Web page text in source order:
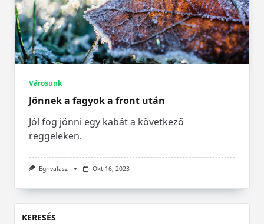
HungaroMet Zrt....
Egrivalasz Nov 28, 2024
Városunk
Jönnek a fagyok a front után
Jól fog jönni egy kabát a következő
reggeleken.
Egrivalasz Okt 16, 2023
KERESÉS